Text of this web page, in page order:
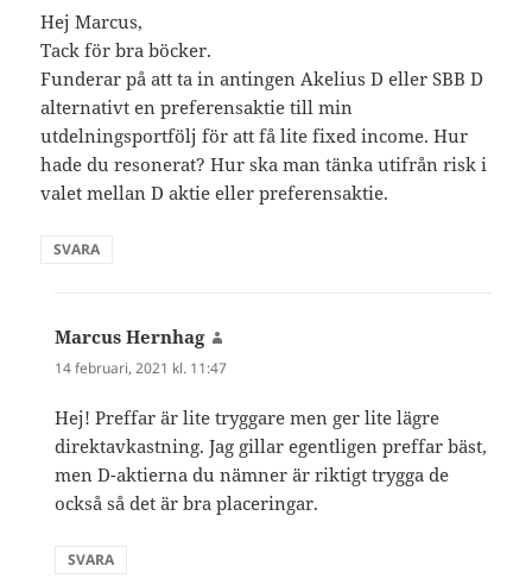
Hej Marcus,
Tack för bra böcker.
Funderar på att ta in antingen Akelius D eller SBB D
alternativt en preferensaktie till min
utdelningsportfölj för att få lite fixed income. Hur
hade du resonerat? Hur ska man tänka utifrån risk i
valet mellan D aktie eller preferensaktie.
SVARA
Marcus Hernhag
14 februari, 2021 kl. 11:47
Hej! Preffar är lite tryggare men ger lite lägre
direktavkastning. Jag gillar egentligen preffar bäst,
men D-aktierna du nämner är riktigt trygga de
också så det är bra placeringar.
SVARA